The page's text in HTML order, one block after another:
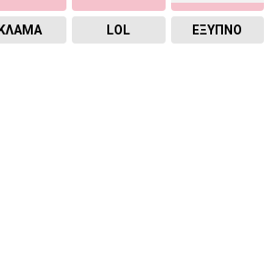
ΚΛΑΜΑ LOL ΈΞΥΠΝΟ